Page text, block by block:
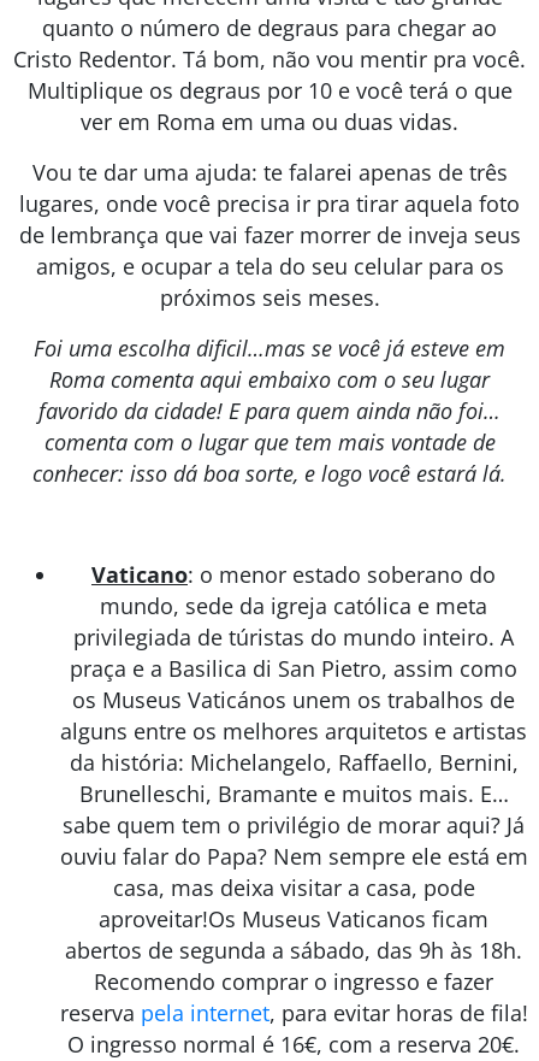
quanto o número de degraus para chegar ao
Cristo Redentor. Tá bom, não vou mentir pra você.
Multiplique os degraus por 10 e você terá o que
ver em Roma em uma ou duas vidas.
Vou te dar uma ajuda: te falarei apenas de três
lugares, onde você precisa ir pra tirar aquela foto
de lembrança que vai fazer morrer de inveja seus
amigos, e ocupar a tela do seu celular para os
próximos seis meses.
Foi uma escolha dificil…mas se você já esteve em
Roma comenta aqui embaixo com o seu lugar
favorido da cidade! E para quem ainda não foi…
comenta com o lugar que tem mais vontade de
conhecer: isso dá boa sorte, e logo você estará lá.
Vaticano: o menor estado soberano do
mundo, sede da igreja católica e meta
privilegiada de túristas do mundo inteiro. A
praça e a Basilica di San Pietro, assim como
os Museus Vaticános unem os trabalhos de
alguns entre os melhores arquitetos e artistas
da história: Michelangelo, Raffaello, Bernini,
Brunelleschi, Bramante e muitos mais. E…
sabe quem tem o privilégio de morar aqui? Já
ouviu falar do Papa? Nem sempre ele está em
casa, mas deixa visitar a casa, pode
aproveitar!Os Museus Vaticanos ficam
abertos de segunda a sábado, das 9h às 18h.
Recomendo comprar o ingresso e fazer
reserva pela internet, para evitar horas de fila!
O ingresso normal é 16€, com a reserva 20€.